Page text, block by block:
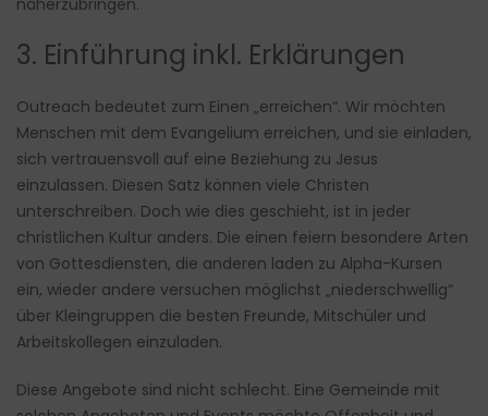
näherzubringen.
3. Einführung inkl. Erklärungen
Outreach bedeutet zum Einen „erreichen“. Wir möchten
Menschen mit dem Evangelium erreichen, und sie einladen,
sich vertrauensvoll auf eine Beziehung zu Jesus
einzulassen. Diesen Satz können viele Christen
unterschreiben. Doch wie dies geschieht, ist in jeder
christlichen Kultur anders. Die einen feiern besondere Arten
von Gottesdiensten, die anderen laden zu Alpha-Kursen
ein, wieder andere versuchen möglichst „niederschwellig“
über Kleingruppen die besten Freunde, Mitschüler und
Arbeitskollegen einzuladen.
Diese Angebote sind nicht schlecht. Eine Gemeinde mit